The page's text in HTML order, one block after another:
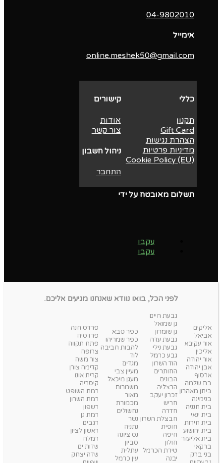
תשלום מאובטח על ידי
עקבו
עקבו
קישורים
אודות
צור קשר
ניהול חשבון
התחבר
כללי
תקנון
Gift Card
הצהרת נגישות
מדיניות פרטיות
Cookie Policy (EU)
04-9802010‬
אימייל
online.meshek50@gmail.com
לפני הכל, בואו נוודא שאנחנו מגיעים אליכם.
אליקים
אביאל
אור עקיבא
אליכין
אור יהודה
אבן יהודה
ארסוף
בת שלמה
ביתן מאהרון
בנימינה
בית חנניה
בית ינאי
בית חירות
בית יהושוע
בית אליעזר
ברקאי
בני ברק
גבעת חיים
גן שמואל
גן שומרון
גבעת עדה
גבעת נילי
גבע כרמל
הוד השרון
החותרים
הבונים
הרצליה
זכרון יעקב
חריש
חדרה
חבצלת השרון
חופית
חיפה
חולון
טירת הכרמל
יבנה
כפר סבא
כפר שמריהו
להבות חביבה
לוד
מגדים
מעיין צבי
מעגן מיכאל
משמרות
מאור
מכמורת
נחשולים
נשר
נתניה
נס ציונה
סביון
עתלית
עין כרמל
פרדס חנה
פרדסיה
פתח תקווה
צרופה
צור משה
קדימה צורן
קרית אונו
קיסריה
רמת השופט
רמת השרון
רשפון
רמת גן
רגבים
ראשון לציון
רמלה
שדות ים
שדה יצחק